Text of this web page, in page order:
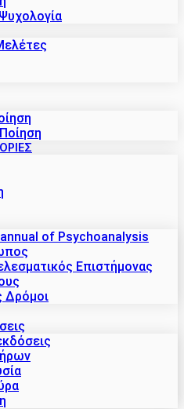
annual of Psychoanalysis
Επιστήμονας
Δρόμοι